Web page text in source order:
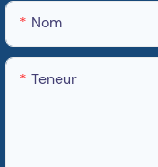
Nom
Teneur